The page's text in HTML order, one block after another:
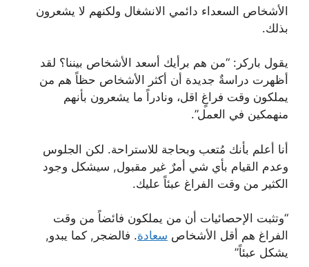
الأشخاص السعداء دائمي الانشغال ولكنهم لا يشعرون
بذلك.
يقول باركر: “من هم برأيك أسعد الأشخاص بيننا؟ لقد
أظهرت دراسةٌ جديدة أن أكثر الأشخاص حظاً هم من
يملكون وقت فراغٍ اقل، ونادراً ما يشعرون بأنهم
منهمكين في العمل”.
أنا أعلم بأنك مُتعب وبحاجة للاستراحة. لكن الجلوس
وعدم القيام بأي شي أمرٌ غير مقبول, سيشكل وجود
الكثير من وقت الفراغ عبئاً عليك.
“وتثبت الإحصائيات أن من يملكون فائضاً من وقت
الفراغ هم أقل الأشخاص سعادة. فالضجر, كما يبدو,
يشكل عبئاً”